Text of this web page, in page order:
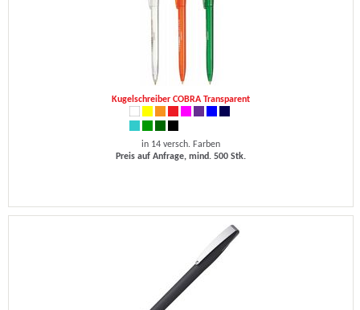
Kugelschreiber COBRA Transparent
in 14 versch. Farben
Preis auf Anfrage, mind. 500 Stk.